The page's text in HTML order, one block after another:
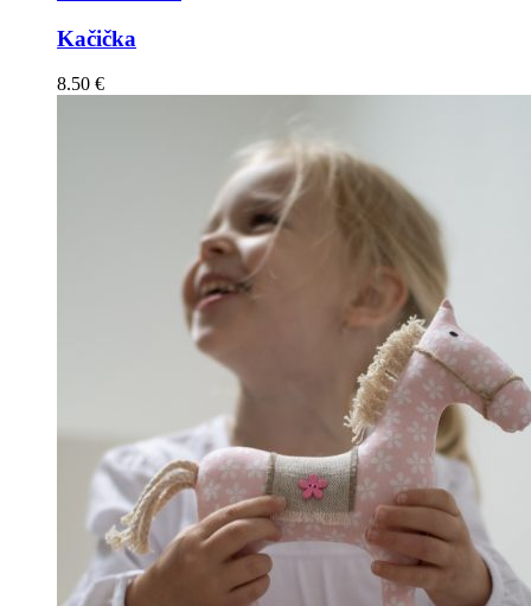
Kačička
8.50 €